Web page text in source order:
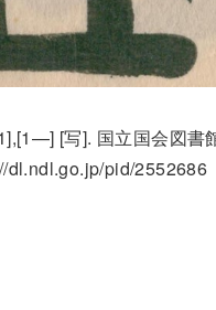
[写]. 国立国会図書
dl.ndl.go.jp/pid/2552686